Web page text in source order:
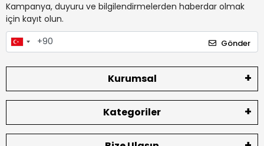
Kampanya, duyuru ve bilgilendirmelerden haberdar olmak
için kayıt olun.
Gönder
Kurumsal
Kategoriler